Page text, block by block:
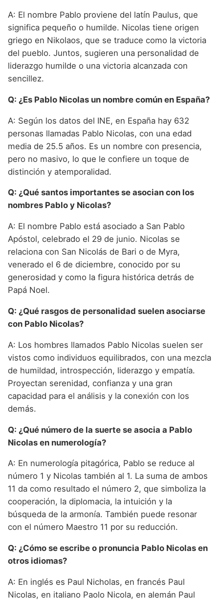
A: El nombre Pablo proviene del latín Paulus, que
significa pequeño o humilde. Nicolas tiene origen
griego en Nikolaos, que se traduce como la victoria
del pueblo. Juntos, sugieren una personalidad de
liderazgo humilde o una victoria alcanzada con
sencillez.
Q: ¿Es Pablo Nicolas un nombre común en España?
A: Según los datos del INE, en España hay 632
personas llamadas Pablo Nicolas, con una edad
media de 25.5 años. Es un nombre con presencia,
pero no masivo, lo que le confiere un toque de
distinción y atemporalidad.
Q: ¿Qué santos importantes se asocian con los
nombres Pablo y Nicolas?
A: El nombre Pablo está asociado a San Pablo
Apóstol, celebrado el 29 de junio. Nicolas se
relaciona con San Nicolás de Bari o de Myra,
venerado el 6 de diciembre, conocido por su
generosidad y como la figura histórica detrás de
Papá Noel.
Q: ¿Qué rasgos de personalidad suelen asociarse
con Pablo Nicolas?
A: Los hombres llamados Pablo Nicolas suelen ser
vistos como individuos equilibrados, con una mezcla
de humildad, introspección, liderazgo y empatía.
Proyectan serenidad, confianza y una gran
capacidad para el análisis y la conexión con los
demás.
Q: ¿Qué número de la suerte se asocia a Pablo
Nicolas en numerología?
A: En numerología pitagórica, Pablo se reduce al
número 1 y Nicolas también al 1. La suma de ambos
11 da como resultado el número 2, que simboliza la
cooperación, la diplomacia, la intuición y la
búsqueda de la armonía. También puede resonar
con el número Maestro 11 por su reducción.
Q: ¿Cómo se escribe o pronuncia Pablo Nicolas en
otros idiomas?
A: En inglés es Paul Nicholas, en francés Paul
Nicolas, en italiano Paolo Nicola, en alemán Paul